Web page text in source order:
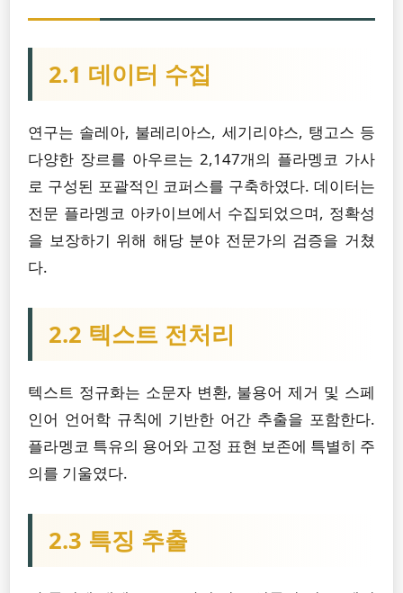
2.1 데이터 수집
연구는 솔레아, 불레리아스, 세기리야스, 탱고스 등
다양한 장르를 아우르는 2,147개의 플라멩코 가사
로 구성된 포괄적인 코퍼스를 구축하였다. 데이터는
전문 플라멩코 아카이브에서 수집되었으며, 정확성
을 보장하기 위해 해당 분야 전문가의 검증을 거쳤
다.
2.2 텍스트 전처리
텍스트 정규화는 소문자 변환, 불용어 제거 및 스페
인어 언어학 규칙에 기반한 어간 추출을 포함한다.
플라멩코 특유의 용어와 고정 표현 보존에 특별히 주
의를 기울였다.
2.3 특징 추출